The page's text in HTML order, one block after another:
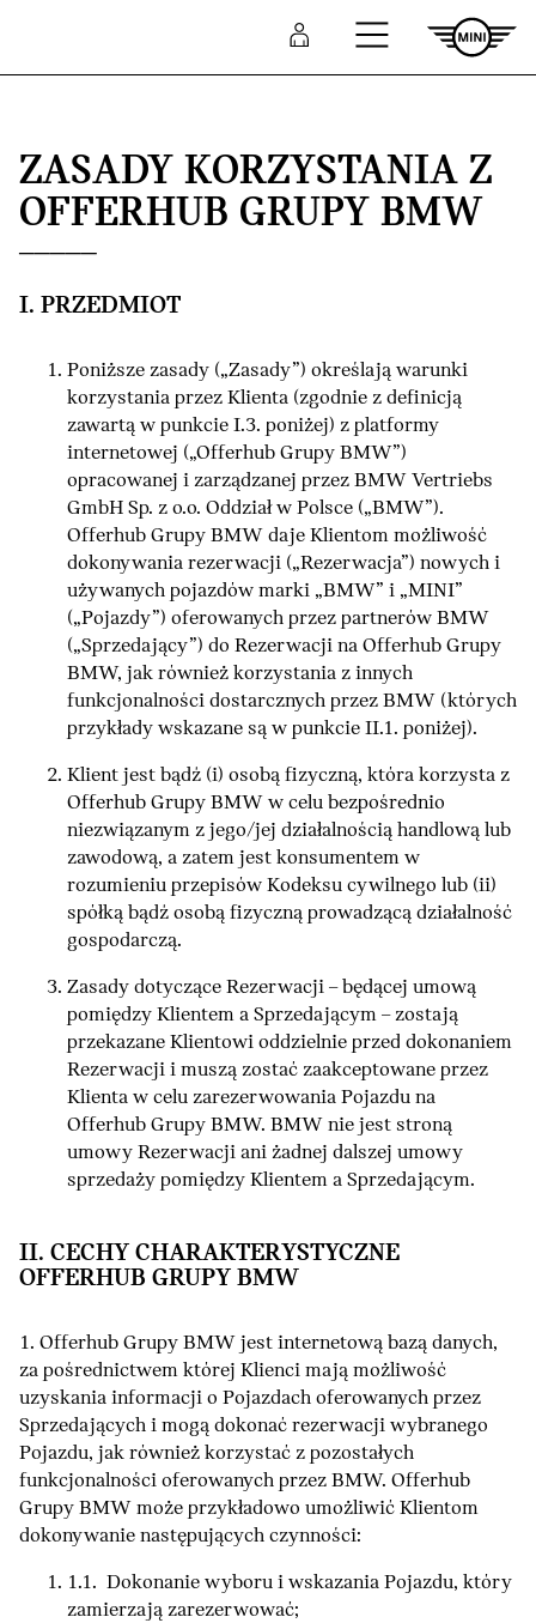
Zaloguj się
ZASADY KORZYSTANIA Z
OFFERHUB GRUPY BMW
I. PRZEDMIOT
Poniższe zasady („Zasady”) określają warunki
korzystania przez Klienta (zgodnie z definicją
zawartą w punkcie I.3. poniżej) z platformy
internetowej („Offerhub Grupy BMW”)
opracowanej i zarządzanej przez BMW Vertriebs
GmbH Sp. z o.o. Oddział w Polsce („BMW”).
Offerhub Grupy BMW daje Klientom możliwość
dokonywania rezerwacji („Rezerwacja”) nowych i
używanych pojazdów marki „BMW” i „MINI”
(„Pojazdy”) oferowanych przez partnerów BMW
(„Sprzedający”) do Rezerwacji na Offerhub Grupy
BMW, jak również korzystania z innych
funkcjonalności dostarcznych przez BMW (których
przykłady wskazane są w punkcie II.1. poniżej).
Klient jest bądź (i) osobą fizyczną, która korzysta z
Offerhub Grupy BMW w celu bezpośrednio
niezwiązanym z jego/jej działalnością handlową lub
zawodową, a zatem jest konsumentem w
rozumieniu przepisów Kodeksu cywilnego lub (ii)
spółką bądź osobą fizyczną prowadzącą działalność
gospodarczą.
Zasady dotyczące Rezerwacji – będącej umową
pomiędzy Klientem a Sprzedającym – zostają
przekazane Klientowi oddzielnie przed dokonaniem
Rezerwacji i muszą zostać zaakceptowane przez
Klienta w celu zarezerwowania Pojazdu na
Offerhub Grupy BMW. BMW nie jest stroną
umowy Rezerwacji ani żadnej dalszej umowy
sprzedaży pomiędzy Klientem a Sprzedającym.
II. CECHY CHARAKTERYSTYCZNE
OFFERHUB GRUPY BMW
1. Offerhub Grupy BMW jest internetową bazą danych,
za pośrednictwem której Klienci mają możliwość
uzyskania informacji o Pojazdach oferowanych przez
Sprzedających i mogą dokonać rezerwacji wybranego
Pojazdu, jak również korzystać z pozostałych
funkcjonalności oferowanych przez BMW. Offerhub
Grupy BMW może przykładowo umożliwić Klientom
dokonywanie następujących czynności:
1.1. Dokonanie wyboru i wskazania Pojazdu, który
zamierzają zarezerwować;